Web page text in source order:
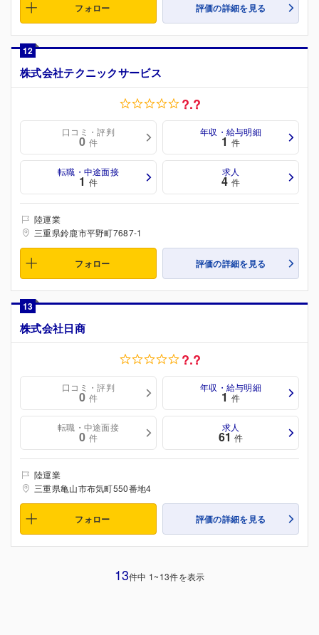
フォロー 評価の詳細を見る
12
株式会社テクニックサービス
?.?
口コミ・評判
0 件
年収・給与明細
1 件
転職・中途面接
1 件
求人
4 件
陸運業
三重県鈴鹿市平野町7687-1
フォロー 評価の詳細を見る
13
株式会社日商
?.?
口コミ・評判
0 件
年収・給与明細
1 件
転職・中途面接
0 件
求人
61 件
陸運業
三重県亀山市布気町550番地4
フォロー 評価の詳細を見る
13件中 1~13件を表示